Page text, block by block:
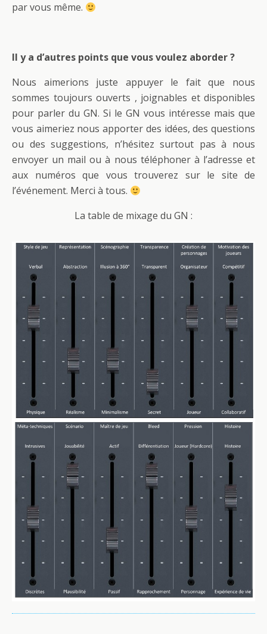
par vous même.
Il y a d’autres points que vous voulez aborder ?
Nous aimerions juste appuyer le fait que nous
sommes toujours ouverts , joignables et disponibles
pour parler du GN. Si le GN vous intéresse mais que
vous aimeriez nous apporter des idées, des questions
ou des suggestions, n’hésitez surtout pas à nous
envoyer un mail ou à nous téléphoner à l’adresse et
aux numéros que vous trouverez sur le site de
l’événement. Merci à tous.
La table de mixage du GN :